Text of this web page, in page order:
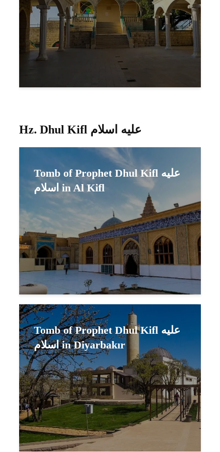
Hz. Dhul Kifl عليه اسلام
Tomb of Prophet Dhul Kifl عليه
اسلام in Al Kifl
Tomb of Prophet Dhul Kifl عليه
اسلام in Diyarbakır